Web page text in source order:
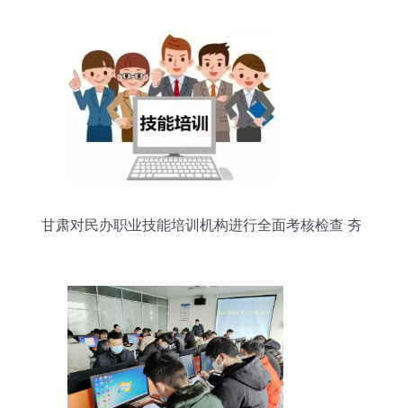
甘肃对民办职业技能培训机构进行全面考核检查 夯